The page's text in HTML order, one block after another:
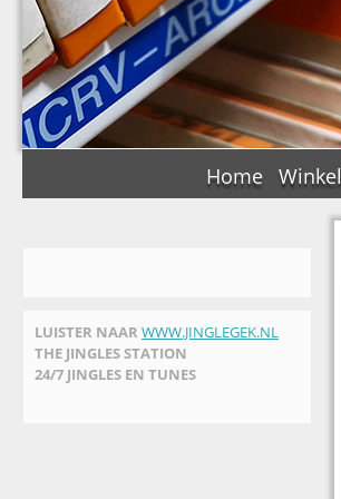
Home Winkel
LUISTER NAAR WWW.JINGLEGEK.NL
THE JINGLES STATION
24/7 JINGLES EN TUNES